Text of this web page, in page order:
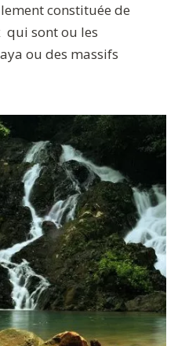
constituée de
qui sont ou les
ou des massifs